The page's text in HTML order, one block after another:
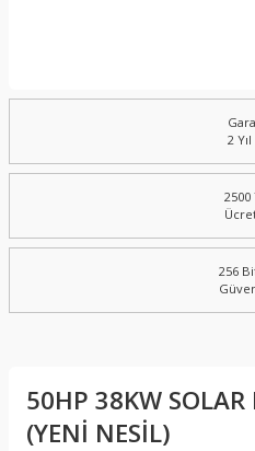
2
2500
256
50HP 38KW
(YENİ NESİL)